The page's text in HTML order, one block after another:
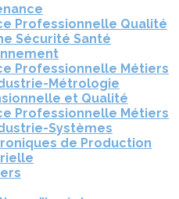
Professionnelle Qualité
Sécurité Santé
Professionnelle Métiers
Métrologie
et Qualité
Professionnelle Métiers
Systèmes
de Production